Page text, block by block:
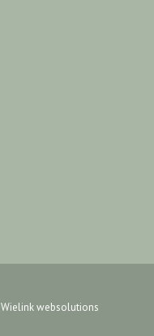
Wielink websolutions